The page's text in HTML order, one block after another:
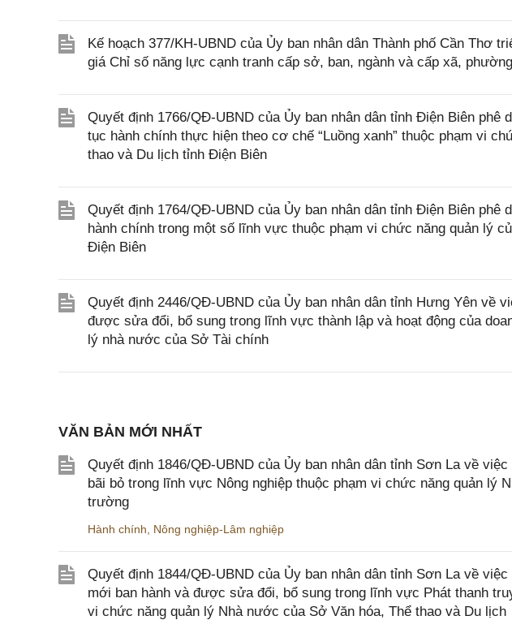
Kế hoạch 377/KH-UBND của Ủy ban nhân dân Thành phố Cần Thơ
giá Chỉ số năng lực cạnh tranh cấp sở, ban, ngành và cấp xã,
Quyết định 1766/QĐ-UBND của Ủy ban nhân dân tỉnh Điện Biên phê
tục hành chính thực hiện theo cơ chế “Luồng xanh” thuộc phạm vi
thao và Du lịch tỉnh Điện Biên
Quyết định 1764/QĐ-UBND của Ủy ban nhân dân tỉnh Điện Biên phê
hành chính trong một số lĩnh vực thuộc phạm vi chức năng quản lý
Điện Biên
Quyết định 2446/QĐ-UBND của Ủy ban nhân dân tỉnh Hưng Yên về
được sửa đổi, bổ sung trong lĩnh vực thành lập và hoạt động của
lý nhà nước của Sở Tài chính
VĂN BẢN MỚI NHẤT
Quyết định 1846/QĐ-UBND của Ủy ban nhân dân tỉnh Sơn La về
bãi bỏ trong lĩnh vực Nông nghiệp thuộc phạm vi chức năng quản lý
trường
Hành chính Nông nghiệp-Lâm nghiệp
Quyết định 1844/QĐ-UBND của Ủy ban nhân dân tỉnh Sơn La về
mới ban hành và được sửa đổi, bổ sung trong lĩnh vực Phát thanh
vi chức năng quản lý Nhà nước của Sở Văn hóa, Thể thao và Du lịch